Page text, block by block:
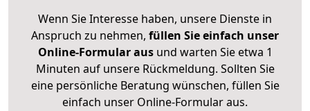
Wenn Sie Interesse haben, unsere Dienste in
Anspruch zu nehmen, füllen Sie einfach unser
Online-Formular ausund warten Sie etwa 1
Minuten auf unsere Rückmeldung. Sollten Sie
eine persönliche Beratung wünschen, füllen Sie
einfach unser Online-Formular aus.